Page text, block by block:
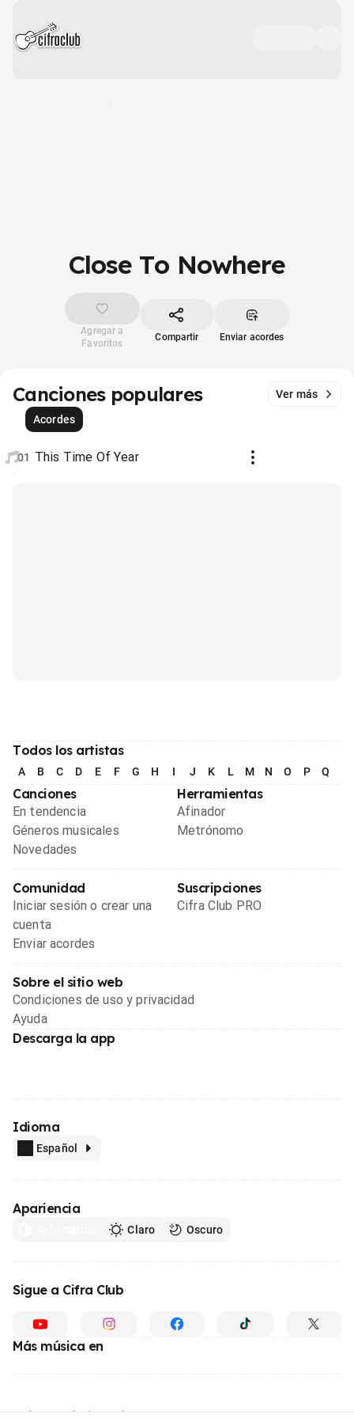
Close To Nowhere
Agregar a
Favoritos
Compartir Enviar acordes
Canciones populares
Ver más
Acordes
01 This Time Of Year
Todos los artistas
A B C D E F G H I J K L M N O P Q
Canciones
En tendencia
Géneros musicales
Novedades
Herramientas
Afinador
Metrónomo
Comunidad
Iniciar sesión o crear una
cuenta
Enviar acordes
Suscripciones
Cifra Club PRO
Sobre el sitio web
Condiciones de uso y privacidad
Ayuda
Descarga la app
Idioma
Español
Apariencia
Claro Oscuro
Sigue a Cifra Club
Más música en